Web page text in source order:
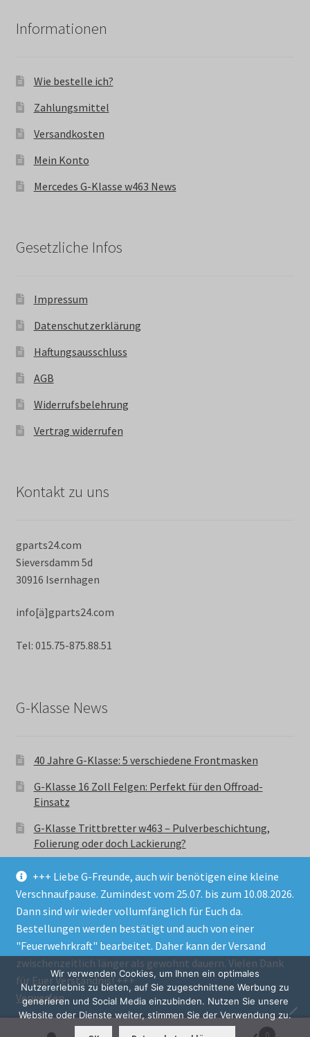
+++ Liebe G-Freunde, auch wir benötigen eine kleine
Verschnaufpause. Zumindest vom 25.07. bis zum 10.08.2026.
Dann sind wir wieder vollumfänglich für Euch da.
Bestellungen werden bestätigt und auch von einer
"Feuerwehrkraft" bearbeitet. Daher kann der Versand
zwischenzeitlich länger als gewohnt dauern. Vielen Dank
für Euer Verständnis! +++
Verwerfen
Informationen
Wie bestelle ich?
Zahlungsmittel
Versandkosten
Mein Konto
Mercedes G-Klasse w463 News
Gesetzliche Infos
Impressum
Datenschutzerklärung
Haftungsausschluss
AGB
Widerrufsbelehrung
Vertrag widerrufen
Kontakt zu uns
gparts24.com
Sieversdamm 5d
30916 Isernhagen
info[ä]gparts24.com
Tel: 015.75-875.88.51
G-Klasse News
40 Jahre G-Klasse: 5 verschiedene Frontmasken
G-Klasse 16 Zoll Felgen: Perfekt für den Offroad-
Einsatz
G-Klasse Trittbretter w463 – Pulverbeschichtung,
Folierung oder doch Lackierung?
© GParts24 - G-Klasse w463 Trittbretter, Felgen,
Ersatzteile & Zubebehör.
Datenschutzerklärung
Alle Preise inkl. der gesetzlichen MwSt.
0
Wir verwenden Cookies, um Ihnen ein optimales
Nutzererlebnis zu bieten, auf Sie zugeschnittene Werbung zu
generieren und Social Media einzubinden. Nutzen Sie unsere
Website oder Dienste weiter, stimmen Sie der Verwendung zu.